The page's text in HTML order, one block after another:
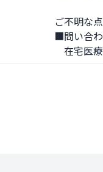
ご不明な
■問い合
在宅医